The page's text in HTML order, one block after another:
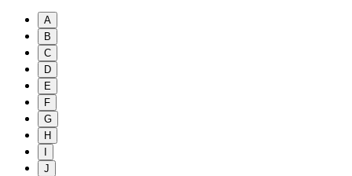
A
B
C
D
E
F
G
H
J